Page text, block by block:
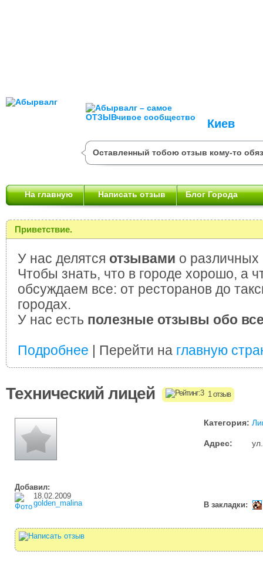
Киев
Оставленный тобою отзыв кому-то
На главную Написать отзыв Блог Города
Приветствие.
У нас делятся отзывами о различных
Чтобы знать, что в городе хорошо, а
обсуждаем все: от ресторанов до
городах.
У нас есть полезные отзывы обо
Подробнее | Перейти на главную
Технический лицей 1 отзыв
Категория:
Адрес:
Добавил:
18.02.2009
golden_malina
В закладки: